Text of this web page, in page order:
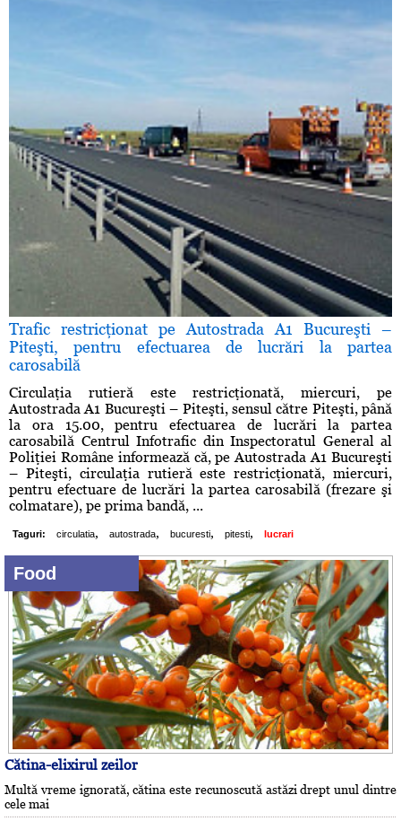
Trafic restricţionat pe Autostrada A1 Bucureşti –
Piteşti, pentru efectuarea de lucrări la partea
carosabilă
Circulaţia rutieră este restricţionată, miercuri, pe
Autostrada A1 Bucureşti – Piteşti, sensul către Piteşti, până
la ora 15.00, pentru efectuarea de lucrări la partea
carosabilă Centrul Infotrafic din Inspectoratul General al
Poliţiei Române informează că, pe Autostrada A1 Bucureşti
– Piteşti, circulaţia rutieră este restricţionată, miercuri,
pentru efectuare de lucrări la partea carosabilă (frezare şi
colmatare), pe prima bandă, ...
Taguri: circulatia, autostrada, bucuresti, pitesti, lucrari
Food
Cătina-elixirul zeilor
Multă vreme ignorată, cătina este recunoscută astăzi drept unul dintre
cele mai